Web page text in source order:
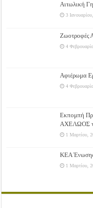
Αιτωλική Γη
3
Ζωοτροφές
4
Αφιέρωμα
4
Εκπομπή
ΑΧΕΛΩΟΣ
1 Μαρτίου,
ΚΕΑ
1 Μαρτίου,